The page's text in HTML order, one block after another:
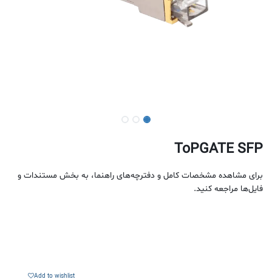
ToPGATE SFP
برای مشاهده مشخصات کامل و دفترچه‌های راهنما، به بخش مستندات و
فایل‌ها مراجعه کنید.
Add to wishlist